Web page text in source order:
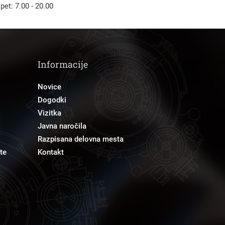
7.00 - 20.00
Informacije
Novice
Dogodki
Vizitka
Javna naročila
Razpisana delovna mesta
Kontakt